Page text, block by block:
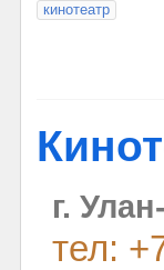
кинотеатр
г.
тел: